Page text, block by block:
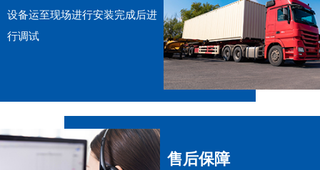
设备运至现场进行安装完成后进
行调试
售后保障